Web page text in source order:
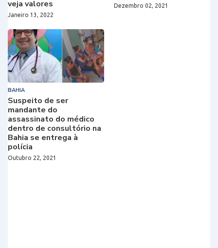
veja valores
Janeiro 13, 2022
Dezembro 02, 2021
BAHIA
Suspeito de ser
mandante do
assassinato do médico
dentro de consultório na
Bahia se entrega à
polícia
Outubro 22, 2021